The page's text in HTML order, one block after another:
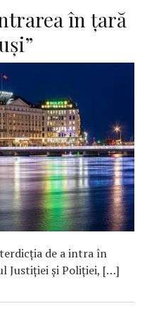
în țară
de a intra în
Justiției și Poliției, […]